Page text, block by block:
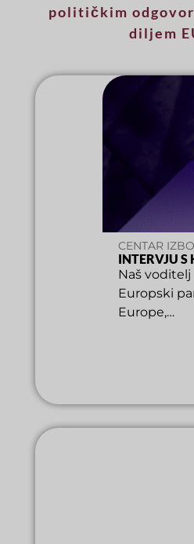
političkim
diljem
CENTAR
INTERVJU
Naš
Europski
Europe,…